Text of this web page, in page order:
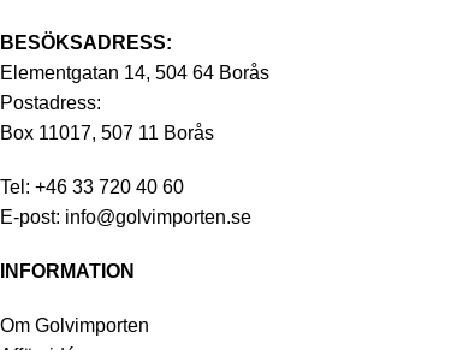
BESÖKSADRESS:
Elementgatan 14, 504 64 Borås
Postadress:
Box 11017, 507 11 Borås
Tel: +46 33 720 40 60
E-post: info@golvimporten.se
INFORMATION
Om Golvimporten